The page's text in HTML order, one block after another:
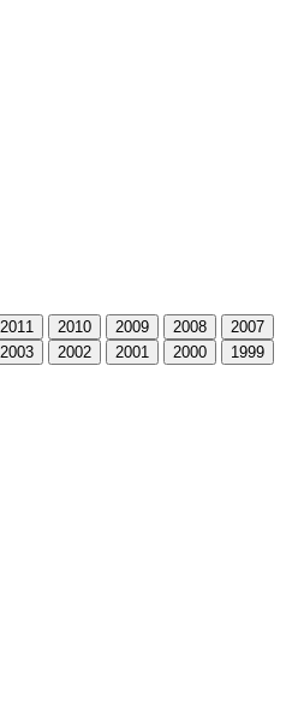
2011 2010 2009 2008
2007
2003 2002 2001 2000 1999